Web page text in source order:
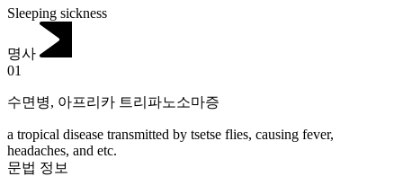
Sleeping sickness
명사
01
수면병, 아프리카 트리파노소마증
a tropical disease transmitted by tsetse flies, causing fever,
headaches, and etc.
문법 정보